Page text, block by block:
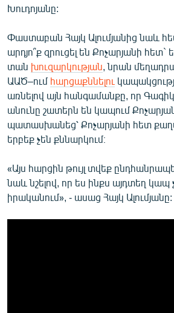
Խուդոյանը:
Փաստաբան Հայկ Ալումյանից նաև
արդյո՞ք զրուցել են Քոչարյանի
տան խուզարկության , նրան
ԱԱԾ–ում հարցաքննելու
առնելով այն հանգամանքը, որ
անունը շատերն են կապում
պատասխանեց՝ Քոչարյանի հետ
երբեք չեն քննարկում։
«Այս հարցին թույլ տվեք
նաև նշելով, որ ես ինքս այդտեղ կապ
իրականում», - ասաց Հայկ Ալումյանը: